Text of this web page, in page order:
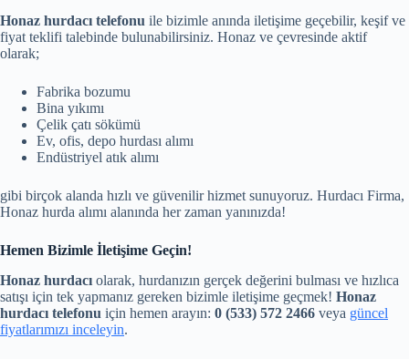
Honaz hurdacı telefonu ile bizimle anında iletişime geçebilir, keşif ve
fiyat teklifi talebinde bulunabilirsiniz. Honaz ve çevresinde aktif
olarak;
Fabrika bozumu
Bina yıkımı
Çelik çatı sökümü
Ev, ofis, depo hurdası alımı
Endüstriyel atık alımı
gibi birçok alanda hızlı ve güvenilir hizmet sunuyoruz. Hurdacı Firma,
Honaz hurda alımı alanında her zaman yanınızda!
Hemen Bizimle İletişime Geçin!
Honaz hurdacı olarak, hurdanızın gerçek değerini bulması ve hızlıca
satışı için tek yapmanız gereken bizimle iletişime geçmek! Honaz
hurdacı telefonu için hemen arayın: 0 (533) 572 2466 veya güncel
fiyatlarımızı inceleyin.